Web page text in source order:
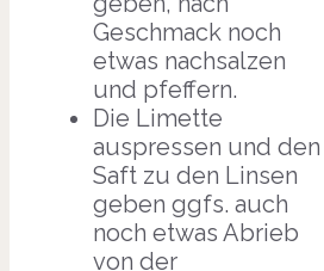
Geschmack noch
etwas nachsalzen
und pfeffern.
Die Limette
auspressen und den
Saft zu den Linsen
geben ggfs. auch
noch etwas Abrieb
von der